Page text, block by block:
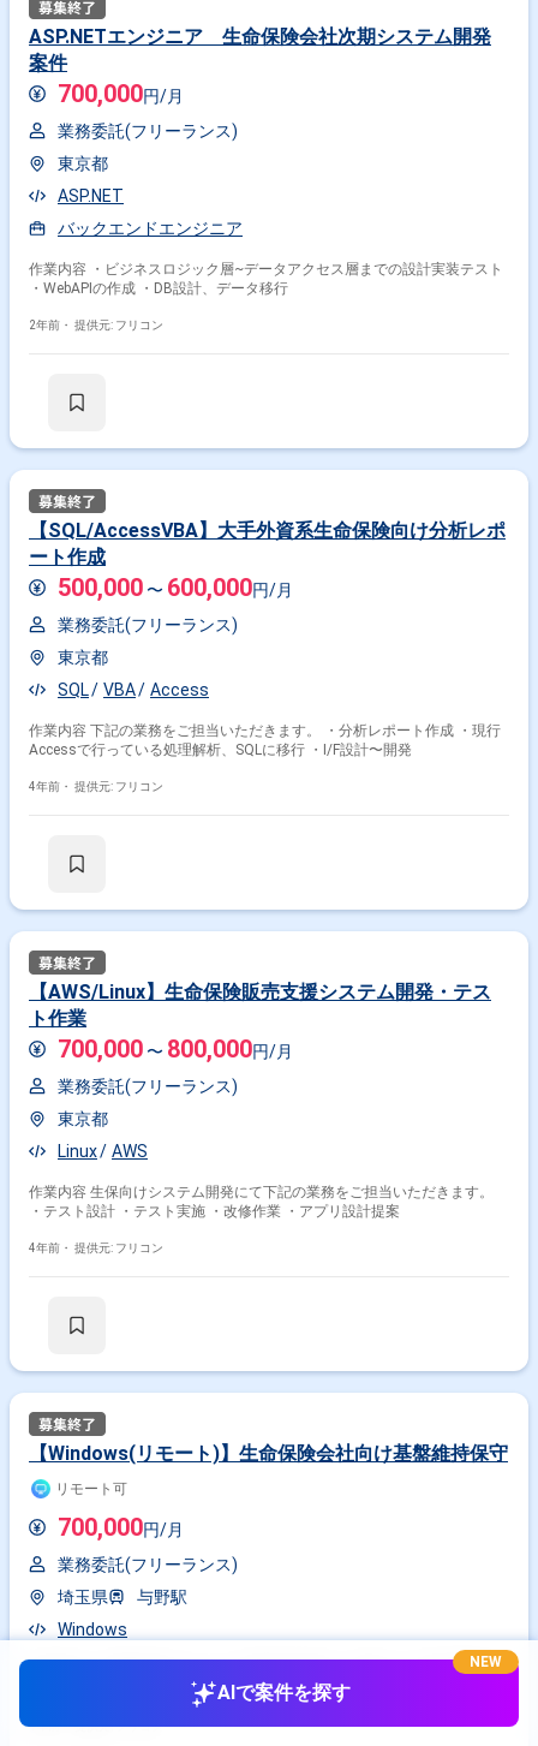
ASP.NETエンジニア 生命保険会社次期システム開発
案件
700,000円/月
業務委託(フリーランス)
東京都
ASP.NET
バックエンドエンジニア
作業内容 ・ビジネスロジック層~データアクセス層までの設計実装テスト
・WebAPIの作成 ・DB設計、データ移行
2年前・ 提供元: フリコン
【SQL/AccessVBA】大手外資系生命保険向け分析レポ
ート作成
500,000 〜 600,000円/月
業務委託(フリーランス)
東京都
SQL
VBA Access
作業内容 下記の業務をご担当いただきます。 ・分析レポート作成 ・現行
Accessで行っている処理解析、SQLに移行 ・I/F設計〜開発
4年前・ 提供元: フリコン
【AWS/Linux】生命保険販売支援システム開発・テス
ト作業
700,000 〜 800,000円/月
業務委託(フリーランス)
東京都
Linux
AWS
作業内容 生保向けシステム開発にて下記の業務をご担当いただきます。
・テスト設計 ・テスト実施 ・改修作業 ・アプリ設計提案
4年前・ 提供元: フリコン
【Windows(リモート)】生命保険会社向け基盤維持保守
リモート可
700,000円/月
業務委託(フリーランス)
埼玉県
与野駅
Windows
加のヒアリング ・要件定義〜構築まで対応
4年前・提供元: フリコン
AIで案件を探す
NEW